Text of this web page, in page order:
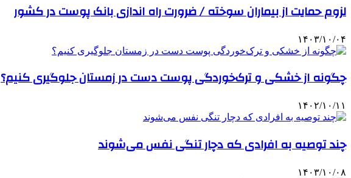
لزوم حمایت از بیماران سوخته / ضرورت راه اندازی بانک پوست در کشور
۱۴۰۳/۱۰/۰۴
چگونه از خشکی و ترک‌خوردگی پوست دست در زمستان جلوگیری کنیم؟
۱۴۰۲/۱۰/۱۱
چند توصیه به افرادی که دچار تنگی نفس می‌شوند
۱۴۰۳/۱۰/۰۸